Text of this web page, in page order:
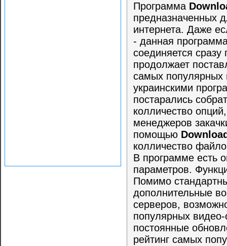
Программа
предназначенных
интернета. Даже
- данная
соединяется
продолжает
самых популярных
украинскими
постарались
колличество
менеджеров
помощью
колличество
В программе есть
параметров.
Помимо
дополнительные
серверов,
популярных
постоянные
рейтинг самых